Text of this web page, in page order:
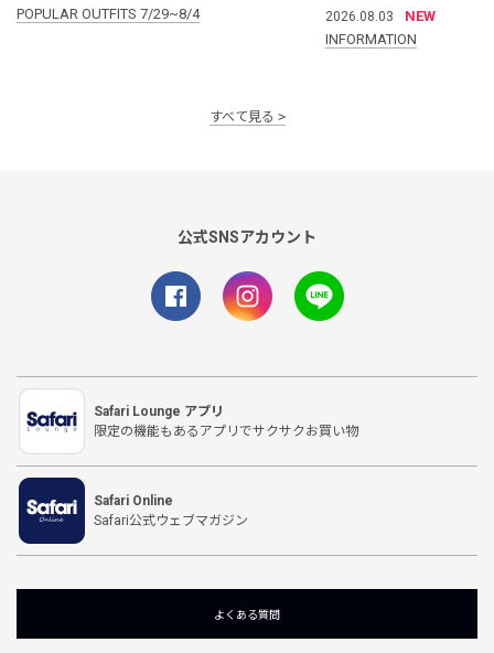
POPULAR OUTFITS 7/29~8/4
2026.08.03
NEW
INFORMATION
すべて見る
公式SNSアカウント
Safari Lounge アプリ
限定の機能もあるアプリでサクサクお買い物
Safari Online
Safari公式ウェブマガジン
よくある質問